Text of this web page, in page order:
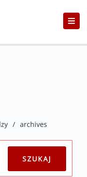
/ archives